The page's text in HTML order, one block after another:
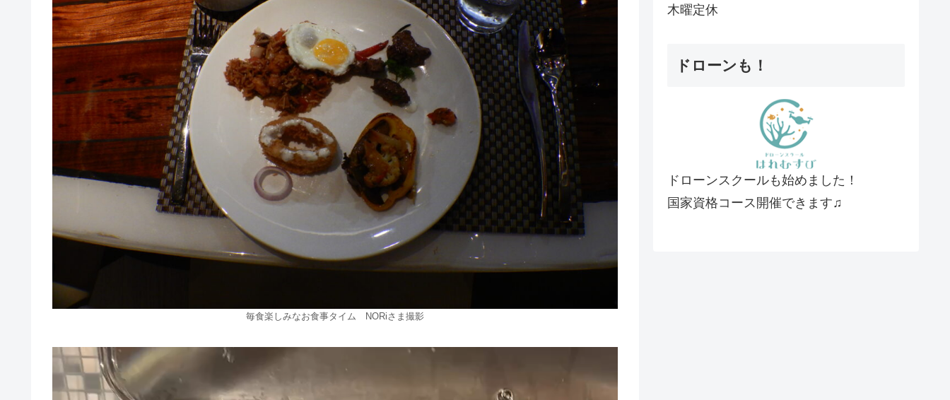
毎食楽しみなお食事タイム NORiさま撮影
木曜定休
ドローンも！
ドローンスクールも始めました！
国家資格コース開催できます♫